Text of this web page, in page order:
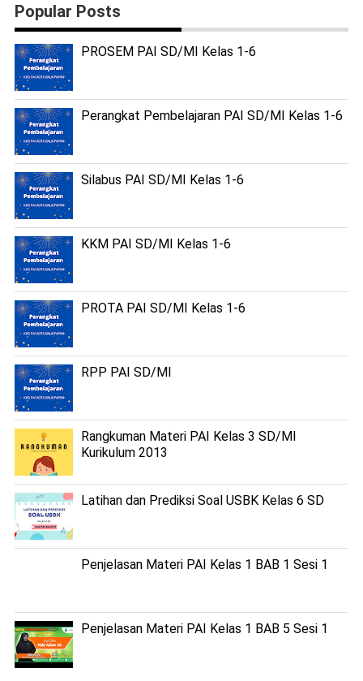
Popular Posts
PROSEM PAI SD/MI Kelas 1-6
Perangkat Pembelajaran PAI SD/MI Kelas 1-6
Silabus PAI SD/MI Kelas 1-6
KKM PAI SD/MI Kelas 1-6
PROTA PAI SD/MI Kelas 1-6
RPP PAI SD/MI
Rangkuman Materi PAI Kelas 3 SD/MI
Kurikulum 2013
Latihan dan Prediksi Soal USBK Kelas 6 SD
Penjelasan Materi PAI Kelas 1 BAB 1 Sesi 1
Penjelasan Materi PAI Kelas 1 BAB 5 Sesi 1